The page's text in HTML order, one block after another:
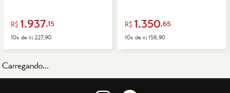
R$ 1.937,15
10x deR$227,90
R$ 1.350,65
10x de R$ 158,90
Carregando...